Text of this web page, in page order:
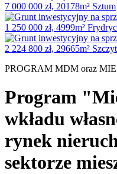
7 000 000 zł, 20178m² Sztum
1 250 000 zł, 4999m²
2 224 800 zł, 29665m²
PROGRAM MDM oraz
Program
wkładu
rynek
sektorze